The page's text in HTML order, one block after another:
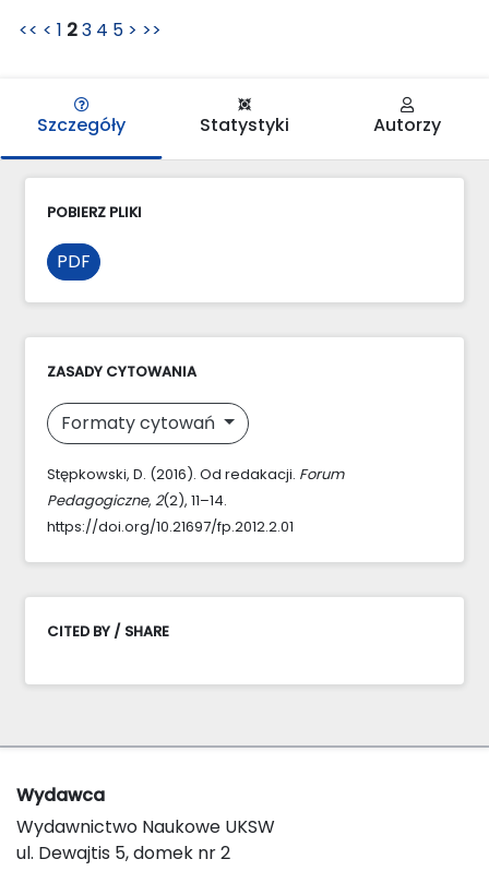
<< < 1 23 4 5 > >>
Szczegóły Statystyki Autorzy
POBIERZ PLIKI
PDF
ZASADY CYTOWANIA
Formaty cytowań
Stępkowski, D. (2016). Od redakacji. Forum
Pedagogiczne, 2(2), 11–14.
https://doi.org/10.21697/fp.2012.2.01
CITED BY / SHARE
Wydawca
Wydawnictwo Naukowe UKSW
ul. Dewajtis 5, domek nr 2